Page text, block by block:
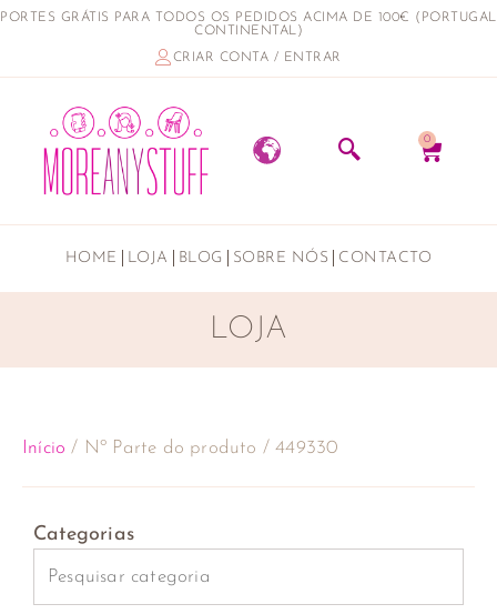
PORTES GRÁTIS PARA TODOS OS PEDIDOS ACIMA DE 100€ (PORTUGAL
CONTINENTAL)
CRIAR CONTA / ENTRAR
0
HOME LOJA BLOG SOBRE NÓS CONTACTO
LOJA
Início / Nº Parte do produto / 449330
Categorias